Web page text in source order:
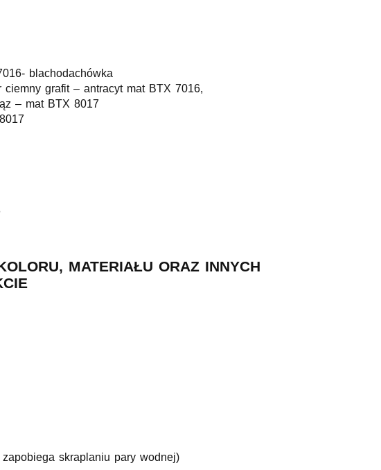
blachodachówka
grafit – antracyt mat BTX 7016,
– mat BTX 8017
MATERIAŁU ORAZ INNYCH
skraplaniu pary wodnej)